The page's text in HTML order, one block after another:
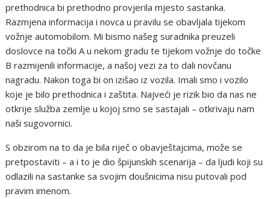
prethodnica bi prethodno provjerila mjesto sastanka.
Razmjena informacija i novca u pravilu se obavljala tijekom
vožnje automobilom. Mi bismo našeg suradnika preuzeli
doslovce na točki A u nekom gradu te tijekom vožnje do točke
B razmijenili informacije, a našoj vezi za to dali novčanu
nagradu. Nakon toga bi on izišao iz vozila. Imali smo i vozilo
koje je bilo prethodnica i zaštita. Najveći je rizik bio da nas ne
otkrije služba zemlje u kojoj smo se sastajali – otkrivaju nam
naši sugovornici.
S obzirom na to da je bila riječ o obavještajcima, može se
pretpostaviti – a i to je dio špijunskih scenarija – da ljudi koji su
odlazili na sastanke sa svojim doušnicima nisu putovali pod
pravim imenom.